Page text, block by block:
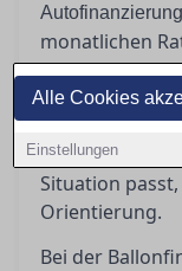
Alle Cookies
Einstellungen
Autofinanzierung
monatlichen
was passiert
diese Modelle
sollten Sie
welches
Situation
Orientierung.
Bei der